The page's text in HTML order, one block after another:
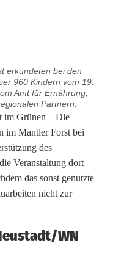
erkundeten bei den
960 Kindern vom 19.
Amt für Ernährung,
Partnern.
im Grünen – Die
im Mantler Forst bei
des
Veranstaltung dort
das sonst genutzte
nicht zur
WN